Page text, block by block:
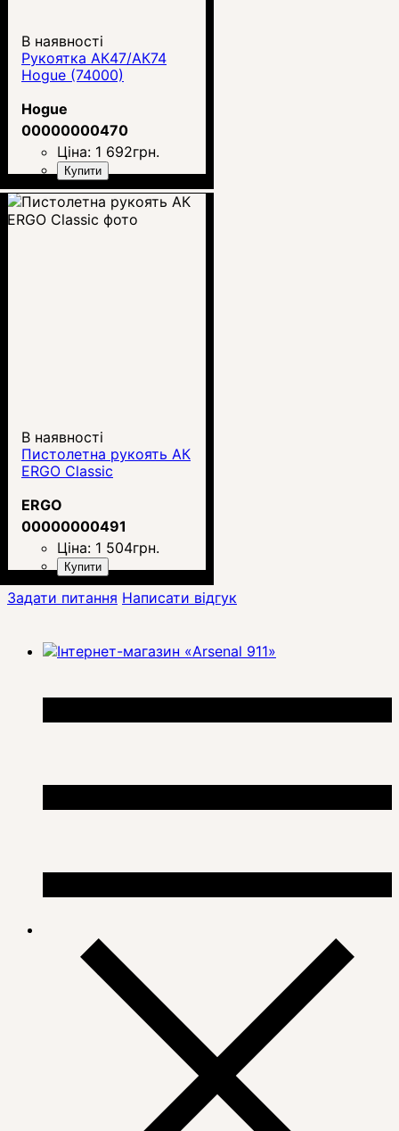
В наявності
Рукоятка АК47/АК74
Hogue (74000)
Hogue
00000000470
Ціна: 1 692грн.
Купити
В наявності
Пистолетна рукоять АК
ERGO Classic
ERGO
00000000491
Ціна: 1 504грн.
Купити
Задати питання Написати відгук